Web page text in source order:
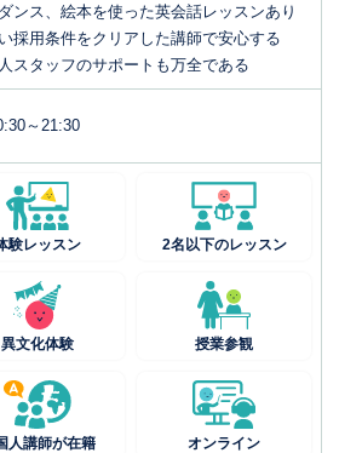
ンス、絵本を使った英会話レッスンあり
採用条件をクリアした講師で安心する
スタッフのサポートも万全である
～21:30
験レッスン 2名以下のレッスン
異文化体験 授業参観
人講師が在籍 オンライン